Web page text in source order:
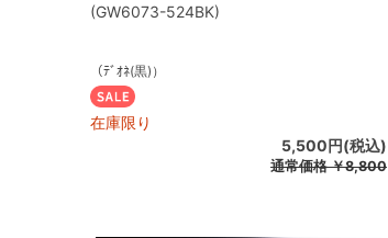
(GW6073-524BK)
（ﾃﾞｵﾈ(黒)）
在庫限り
5,500円(税込)
通常価格￥8,800